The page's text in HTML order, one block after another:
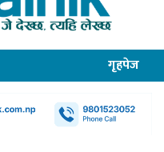
गृहपेज